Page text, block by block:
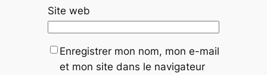
Site web
Enregistrer mon nom, mon e-mail
et mon site dans le navigateur